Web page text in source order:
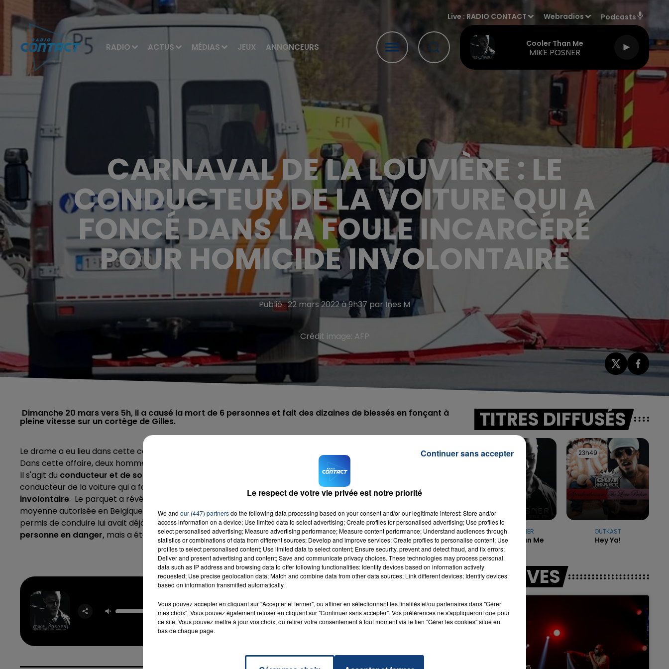
RADIO ACTUS MÉDIAS JEUX ANNONCEURS
Live : RADIO CONTACT Webradios Podcasts
Cooler Than Me
MIKE POSNER
7h00 - 11h00
LA TEAM DE L'ÉTÉ
CARNAVAL DE LA LOUVIÈRE : LE
CONDUCTEUR DE LA VOITURE QUI A
FONCÉ DANS LA FOULE INCARCÉRÉ
POUR HOMICIDE INVOLONTAIRE
Publié : 22 mars 2022 à 9h37 par Ines M
Crédit image: AFP
Dimanche 20 mars vers 5h, il a causé la mort de 6 personnes et fait des dizaines de blessés en fonçant à
pleine vitesse sur un cortège de Gilles.
Le drame a eu lieu dans cette commune belge située à quelques kilomètres de Maubeuge en plein
Carnaval.
Dans cette affaire, deux hommes âgés d'une trentaine d'années ont été interpellés puis placés en garde à vue.
Il s'agit du conducteur et de son passager
qui revenaient de boîte de nuit. Ce matin, on apprenait que le
conducteur de la voiture qui a foncé dans la foule a été placé sous mandat d’arrêt pour
involontaire. Le parquet a révélé qu’il était
au moment des faits, légèrement au-dessus de la
moyenne autorisée en Belgique. L'homme est déjà connu des services de police pour desexcès de vitesse, son
permis de conduire lui avait déjà été retiré en 2017. Son passager est poursuivi pournon assistance à
personne en danger, mais a été laissé libre sous conditions.
Cooler Than Me
MIKE POSNER
RADIO CONTACT
TITRES DIFFUSÉS
23h53
23h53
MIKE POSNER
Cooler Than Me
23h49
23h49
OUTKAST
Hey Ya!
LES LIVES
31 janvier 2025
Le respect de votre vie privée est notre priorité
We and our (447) partnersdo the following data processing based on your consent and/or our legitimate interest: Store and/or
access information on a device; Use limited data to select advertising; Create profiles for personalised advertising; Use profiles to
select personalised advertising; Measure advertising performance; Measure content performance; Understand audiences through
statistics or combinations of data from different sources; Develop and improve services; Create profiles to personalise content; Use
profiles to select personalised content; Use limited data to select content; Ensure security, prevent and detect fraud, and fix errors;
Deliver and present advertising and content; Save and communicate privacy choices. These technologies may process personal
data such as IP address and browsing data to offer following functionalities: Identify devices based on information actively
requested; Use precise geolocation data; Match and combine data from other data sources; Link different devices; Identify devices
based on information transmitted automatically.
Vous pouvez accepter en cliquant sur "Accepter et fermer", ou affiner en sélectionnant les finalités et/ou partenaires dans "Gérer
mes choix". Vous pouvez également refuser en cliquant sur "Continuer sans accepter". Vos préférences ne s'appliqueront que pour
ce site. Vous pouvez mettre à jour vos choix, ou retirer votre consentement à tout moment via le lien "Gérer les cookies" situé en
bas de chaque page.
Continuer sans accepter